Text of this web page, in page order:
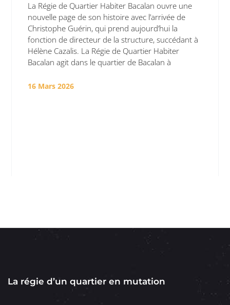
La Régie de Quartier Habiter Bacalan ouvre une
nouvelle page de son histoire avec l’arrivée de
Christophe Guérin, qui prend aujourd’hui la
fonction de directeur de la structure, succédant à
Hélène Cazalis. La Régie de Quartier Habiter
Bacalan agit dans le quartier de Bacalan à
16 Mars 2026
La régie d’un quartier en mutation